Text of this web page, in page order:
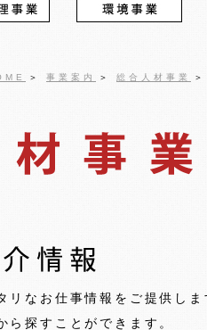
＞ 事業案内 ＞ 総合人材事業 ＞
リなお仕事情報をご提供しま
ら探すことができます。